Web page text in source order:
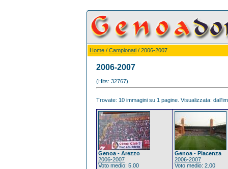
Home / Campionati / 2006-2007
2006-2007
(Hits: 32767)
Trovate: 10 immagini su 1 pagine. Visualizzata:
Genoa - Arezzo
2006-2007
Voto medio: 5.00
Genoa - Piacenza
2006-2007
Voto medio: 2.00